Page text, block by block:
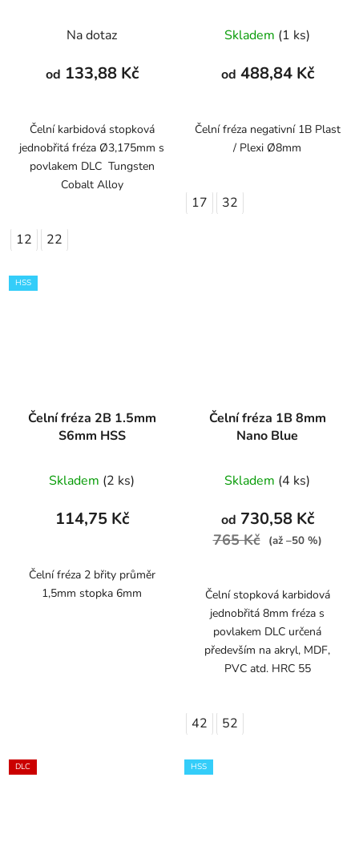
Na dotaz
od 133,88 Kč
Čelní karbidová stopková
jednobřitá fréza Ø3,175mm s
povlakem DLC Tungsten
Cobalt Alloy
12 22
Skladem (1 ks)
od 488,84 Kč
Čelní fréza negativní 1B Plast
/ Plexi Ø8mm
17 32
HSS
Čelní fréza 2B 1.5mm
S6mm HSS
Skladem (2 ks)
114,75 Kč
Čelní fréza 2 břity průměr
1,5mm stopka 6mm
Čelní fréza 1B 8mm
Nano Blue
Skladem (4 ks)
od 730,58 Kč
765 Kč (až –50 %)
Čelní stopková karbidová
jednobřitá 8mm fréza s
povlakem DLC určená
především na akryl, MDF,
PVC atd. HRC 55
42 52
DLC HSS